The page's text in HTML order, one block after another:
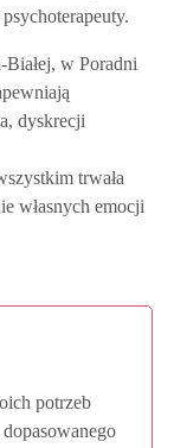
w Poradni
dyskrecji
trwała
własnych emocji
potrzeb